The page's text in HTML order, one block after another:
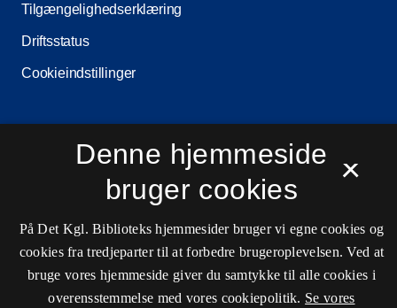
Tilgængelighedserklæring
Driftsstatus
Cookieindstillinger
Kontaktinformationer
Åbningstider
Spørg biblioteket
×
Denne hjemmeside
bruger cookies
På Det Kgl. Biblioteks hjemmesider bruger vi egne cookies og
cookies fra tredjeparter til at forbedre brugeroplevelsen. Ved at
bruge vores hjemmeside giver du samtykke til alle cookies i
overensstemmelse med vores cookiepolitik. Se vores